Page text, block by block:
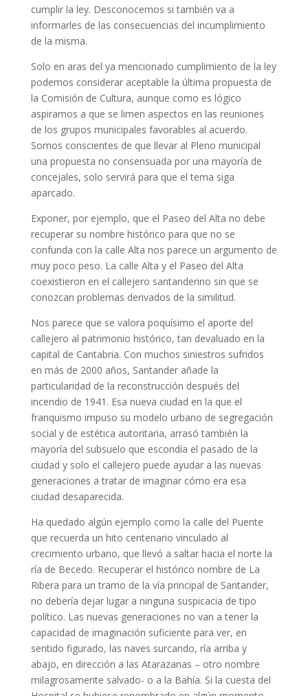
cumplir la ley. Desconocemos si también va a
informarles de las consecuencias del incumplimiento
de la misma.
Solo en aras del ya mencionado cumplimiento de la ley
podemos considerar aceptable la última propuesta de
la Comisión de Cultura, aunque como es lógico
aspiramos a que se limen aspectos en las reuniones
de los grupos municipales favorables al acuerdo.
Somos conscientes de que llevar al Pleno municipal
una propuesta no consensuada por una mayoría de
concejales, solo servirá para que el tema siga
aparcado.
Exponer, por ejemplo, que el Paseo del Alta no debe
recuperar su nombre histórico para que no se
confunda con la calle Alta nos parece un argumento de
muy poco peso. La calle Alta y el Paseo del Alta
coexistieron en el callejero santanderino sin que se
conozcan problemas derivados de la similitud.
Nos parece que se valora poquísimo el aporte del
callejero al patrimonio histórico, tan devaluado en la
capital de Cantabria. Con muchos siniestros sufridos
en más de 2000 años, Santander añade la
particularidad de la reconstrucción después del
incendio de 1941. Esa nueva ciudad en la que el
franquismo impuso su modelo urbano de segregación
social y de estética autoritaria, arrasó también la
mayoría del subsuelo que escondía el pasado de la
ciudad y solo el callejero puede ayudar a las nuevas
generaciones a tratar de imaginar cómo era esa
ciudad desaparecida.
Ha quedado algún ejemplo como la calle del Puente
que recuerda un hito centenario vinculado al
crecimiento urbano, que llevó a saltar hacia el norte la
ría de Becedo. Recuperar el histórico nombre de La
Ribera para un tramo de la vía principal de Santander,
no debería dejar lugar a ninguna suspicacia de tipo
político. Las nuevas generaciones no van a tener la
capacidad de imaginación suficiente para ver, en
sentido figurado, las naves surcando, ría arriba y
abajo, en dirección a las Atarazanas – otro nombre
milagrosamente salvado- o a la Bahía. Si la cuesta del